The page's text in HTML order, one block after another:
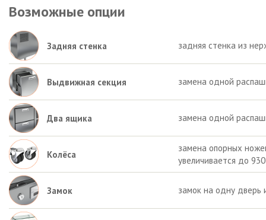
Возможные опции
Задняя стенка задняя стенка из
Выдвижная секция замена одной
Два ящика замена одной
Колёса
замена опорных
увеличивается до
Замок замок на одну дверь